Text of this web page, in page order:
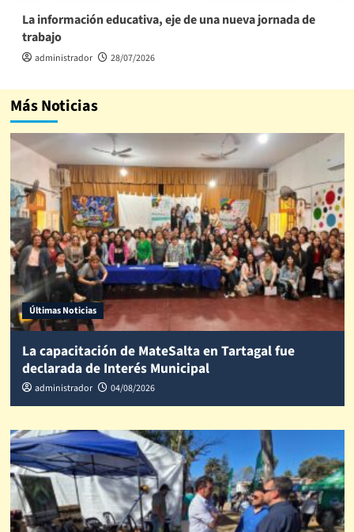
La información educativa, eje de una nueva jornada de
trabajo
administrador 28/07/2026
Más Noticias
Últimas Noticias
La capacitación de MateSalta en Tartagal fue
declarada de Interés Municipal
administrador 04/08/2026